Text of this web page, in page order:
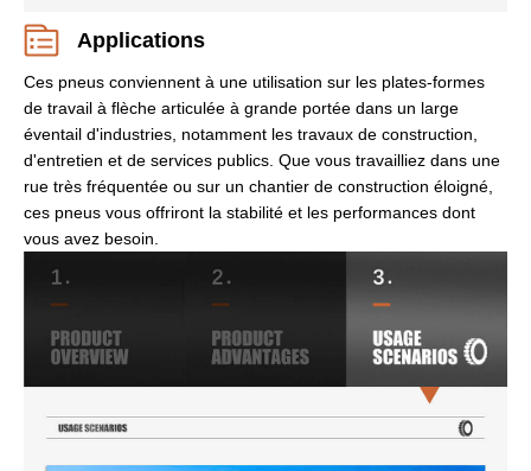
Applications
Ces pneus conviennent à une utilisation sur les plates-formes
de travail à flèche articulée à grande portée dans un large
éventail d'industries, notamment les travaux de construction,
d'entretien et de services publics. Que vous travailliez dans une
rue très fréquentée ou sur un chantier de construction éloigné,
ces pneus vous offriront la stabilité et les performances dont
vous avez besoin.